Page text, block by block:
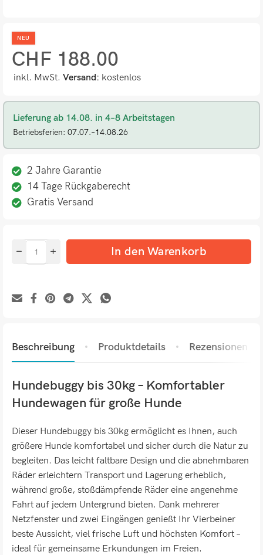
NEU
CHF 188.00
inkl. MwSt. Versand: kostenlos
Lieferung ab 14.08. in 4–8 Arbeitstagen
Betriebsferien: 07.07.–14.08.26
2 Jahre Garantie
14 Tage Rückgaberecht
Gratis Versand
In den Warenkorb
Beschreibung Produktdetails Rezensionen (0)
Hundebuggy bis 30kg – Komfortabler
Hundewagen für große Hunde
Dieser Hundebuggy bis 30kg ermöglicht es Ihnen, auch
größere Hunde komfortabel und sicher durch die Natur zu
begleiten. Das leicht faltbare Design und die abnehmbaren
Räder erleichtern Transport und Lagerung erheblich,
während große, stoßdämpfende Räder eine angenehme
Fahrt auf jedem Untergrund bieten. Dank mehrerer
Netzfenster und zwei Eingängen genießt Ihr Vierbeiner
beste Aussicht, viel frische Luft und höchsten Komfort –
ideal für gemeinsame Erkundungen im Freien.